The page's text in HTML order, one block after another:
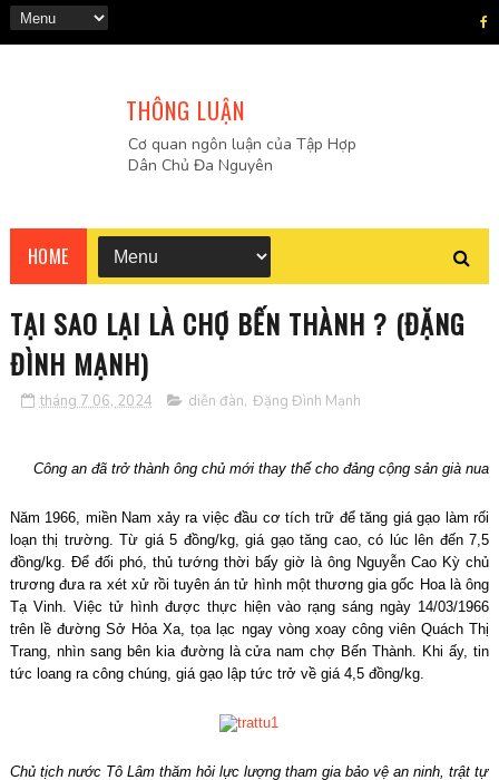
THÔNG LUẬN
Cơ quan ngôn luận của Tập Hợp
Dân Chủ Đa Nguyên
HOME
TẠI SAO LẠI LÀ CHỢ BẾN THÀNH ? (ĐẶNG
ĐÌNH MẠNH)
tháng 7 06, 2024 diễn đàn, Đặng Đình Mạnh
Công an đã trở thành ông chủ mới thay thế cho đảng cộng sản già nua
Năm 1966, miền Nam xảy ra việc đầu cơ tích trữ để tăng giá gạo làm rối
loạn thị trường. Từ giá 5 đồng/kg, giá gạo tăng cao, có lúc lên đến 7,5
đồng/kg. Để đối phó, thủ tướng thời bấy giờ là ông Nguyễn Cao Kỳ chủ
trương đưa ra xét xử rồi tuyên án tử hình một thương gia gốc Hoa là ông
Tạ Vinh. Việc tử hình được thực hiện vào rạng sáng ngày 14/03/1966
trên lề đường Sở Hỏa Xa, tọa lạc ngay vòng xoay công viên Quách Thị
Trang, nhìn sang bên kia đường là cửa nam chợ Bến Thành. Khi ấy, tin
tức loang ra công chúng, giá gạo lập tức trở về giá 4,5 đồng/kg.
Chủ tịch nước Tô Lâm thăm hỏi lực lượng tham gia bảo vệ an ninh, trật tự